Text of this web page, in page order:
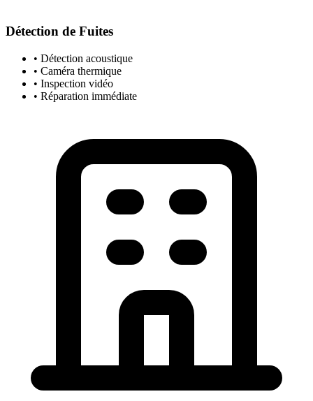
Détection de Fuites
• Détection acoustique
• Caméra thermique
• Inspection vidéo
• Réparation immédiate